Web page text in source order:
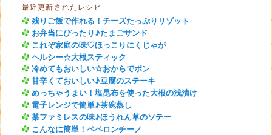
最近更新されたレシピ
残りご飯で作れる！チーズたっぷりリゾット
お弁当にぴったり♪たまごサンド
これぞ家庭の味♡ほっこりにくじゃが
ヘルシー☆大根スティック
冷めてもおいしい☆おからでポン
甘辛くておいしい♪豆腐のステーキ
めっちゃうまい！塩昆布を使った大根の浅漬け
電子レンジで簡単♪茶碗蒸し
某ファミレスの味♪ほうれん草のソテー
こんなに簡単！ペペロンチーノ